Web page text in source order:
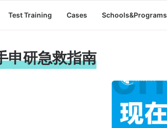
Test Training Cases Schools&Programs
申研急救指南